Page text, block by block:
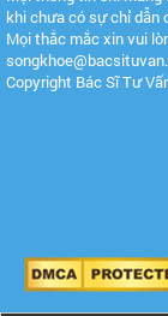
khi chưa có sự chỉ dẫn
Mọi thắc mắc xin vui
Copyright Bác Sĩ Tư